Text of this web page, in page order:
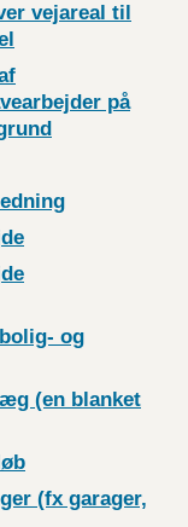
vejareal til
på
og
(en blanket
(fx garager,